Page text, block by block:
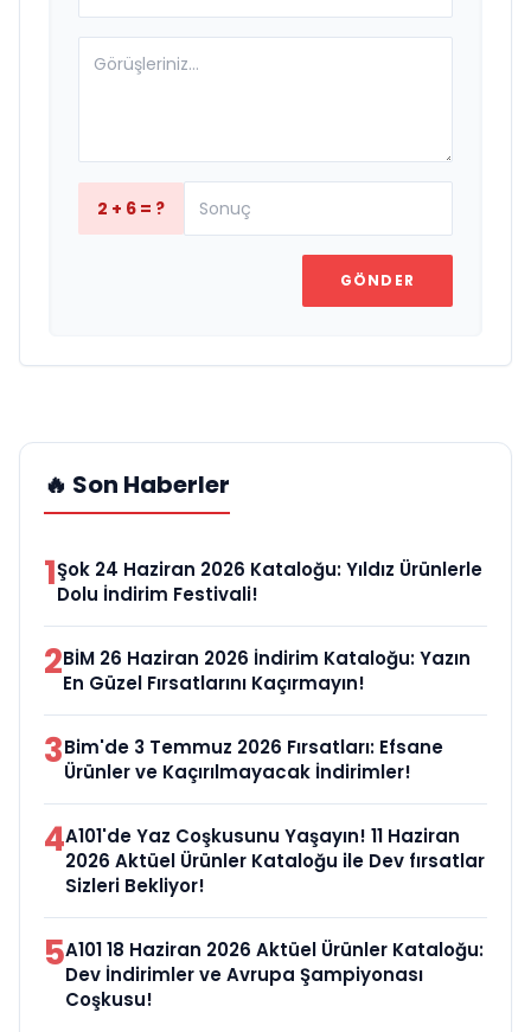
2 + 6 = ?
GÖNDER
🔥 Son Haberler
1Şok 24 Haziran 2026 Kataloğu: Yıldız Ürünlerle
Dolu İndirim Festivali!
2BİM 26 Haziran 2026 İndirim Kataloğu: Yazın
En Güzel Fırsatlarını Kaçırmayın!
3Bim'de 3 Temmuz 2026 Fırsatları: Efsane
Ürünler ve Kaçırılmayacak İndirimler!
4A101'de Yaz Coşkusunu Yaşayın! 11 Haziran
2026 Aktüel Ürünler Kataloğu ile Dev fırsatlar
Sizleri Bekliyor!
5A101 18 Haziran 2026 Aktüel Ürünler Kataloğu:
Dev İndirimler ve Avrupa Şampiyonası
Coşkusu!